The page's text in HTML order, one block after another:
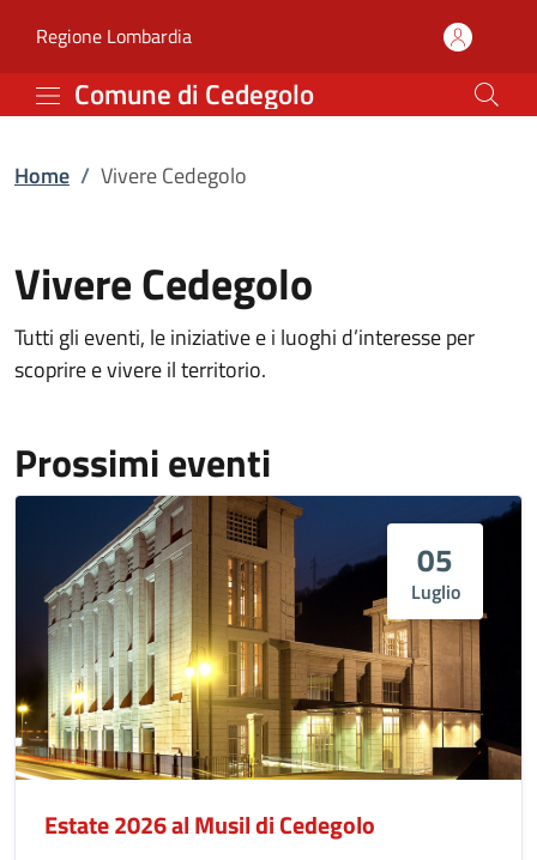
Vivere Cedegolo |
Regione Lombardia(apre in un'altra scheda).
Comune di Cedegolo
Home / Vivere Cedegolo
Vivere Cedegolo
Tutti gli eventi, le iniziative e i luoghi d’interesse per
scoprire e vivere il territorio.
Prossimi eventi
05
Luglio
Estate 2026 al Musil di Cedegolo